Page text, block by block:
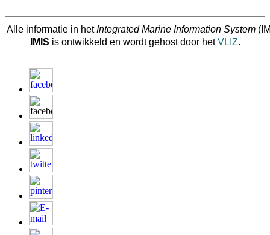
Alle informatie in hetIntegrated Marine Information System
IMIS is ontwikkeld en wordt gehost door hetVLIZ.